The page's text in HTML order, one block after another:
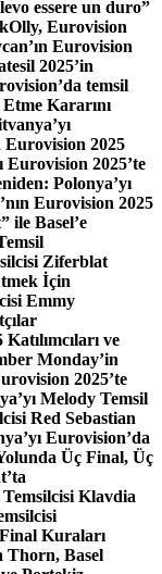
essere un duro”
Olly, Eurovision
Eurovision
2025’in
temsil
Kararını
Eurovision 2025
Eurovision 2025’te
Polonya’yı
Eurovision 2025
ile Basel’e
Ziferblat
İçin
Emmy
ve
Monday’in
2025’te
Melody Temsil
Red Sebastian
Eurovision’da
Üç Final, Üç
Klavdia
Kuraları
Thorn, Basel